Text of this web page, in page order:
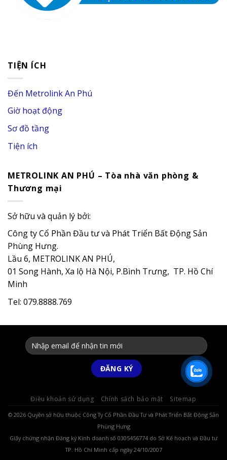
TIỆN ÍCH
Đến Metrolink An Phú
Giờ hoạt động
Sơ đồ tầng
Tiện ích
METROLINK AN PHÚ – Tòa nhà văn phòng &
Thương mại
Sở hữu và quản lý bởi:
Công ty Cổ Phần Đầu tư và Phát Triển Bất Động Sản
Phùng Hưng.
Lầu 6, METROLINK AN PHÚ,
01 Song Hành, Xa lộ Hà Nội, P.Bình Trưng, TP. Hồ Chí
Minh
Tel: 079.8888.769
Điều khoản sử dụng Chính sách bảo mật Sitemap
© 2026 Quyền sở hữu thuộc Công Ty Cổ Phần Đầu Tư và Phát Triển Bất Động Sản
Phùng Hưng
Giấy chứng nhận Đăng ký Kinh doanh số 0305456774 do Sở Kế hoạch và Đầu tư
TP. Hồ Chí Minh cấp ngày 24/10/2007